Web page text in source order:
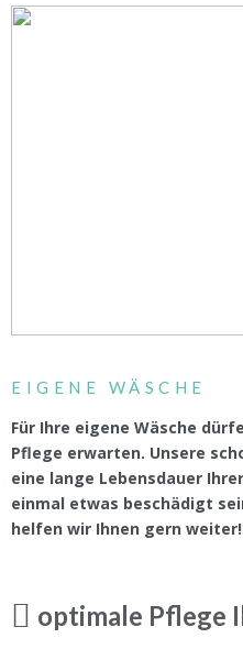
EIGENE WÄSCHE
Für Ihre eigene Wäsche
Pflege erwarten. Unsere
eine lange Lebensdauer
einmal etwas beschädigt
helfen wir Ihnen gern weiter!
optimale Pflege